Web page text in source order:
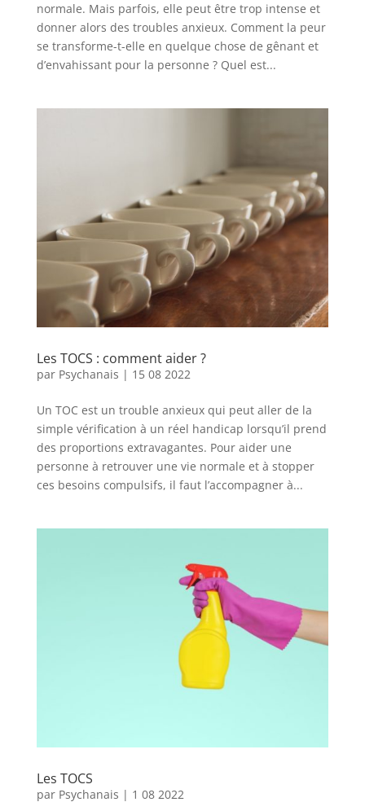
normale. Mais parfois, elle peut être trop intense et
donner alors des troubles anxieux. Comment la peur
se transforme-t-elle en quelque chose de gênant et
d’envahissant pour la personne ? Quel est...
Les TOCS : comment aider ?
par Psychanais | 15 08 2022
Un TOC est un trouble anxieux qui peut aller de la
simple vérification à un réel handicap lorsqu’il prend
des proportions extravagantes. Pour aider une
personne à retrouver une vie normale et à stopper
ces besoins compulsifs, il faut l’accompagner à...
Les TOCS
par Psychanais | 1 08 2022